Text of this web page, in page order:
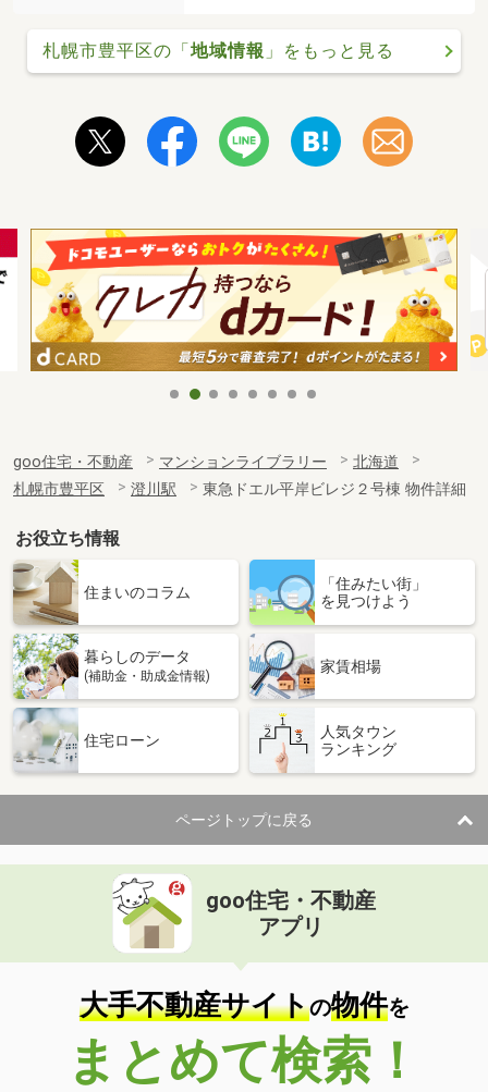
札幌市豊平区の「地域情報 」をもっと見る
goo住宅・不動産 マンションライブラリー
北海道
札幌市豊平区
澄川駅 東急ドエル平岸ビレジ２号棟 物件詳細
お役立ち情報
住まいのコラム
「住みたい街」
を見つけよう
暮らしのデータ
(補助金・助成金情報)
家賃相場
住宅ローン
人気タウン
ランキング
ページトップに戻る
goo住宅・不動産
アプリ
大手不動産サイトの物件を
まとめて検索！